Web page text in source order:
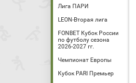
Лига ПАРИ
LEON-Вторая лига
FONBET Кубок России
по футболу сезона
2026-2027 гг.
Чемпионат Европы
Кубок PARI Премьер